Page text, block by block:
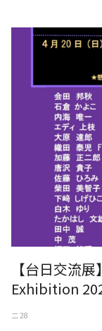
日本東京《OPEN
【台日交流
Exhibition
二 28